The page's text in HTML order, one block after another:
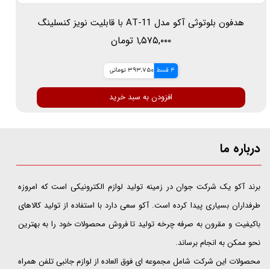
هدفون بلوتوثی آکو مدل AT-11 با قابلیت نویز کنسلینگ
۱,۵۷۵,۰۰۰ تومان
4 قسط 393,750 تومانی
افزودن به سبد خرید
درباره ما
​​​​​​​برند آکو یک شرکت جوان در زمینه تولید لوازم الکترونیکی است که امروزه
طرفداران بسیاری پیدا کرده است. آکو سعی دارد با استفاده از تولید کالاهای
باکیفیت و مقرون به صرفه چرخه تولید تا فروش محصولات خود را به بهترین
نحو ممکن به انجام برساند.
محصولات این شرکت شامل مجموعه ای فوق العاده از لوازم جانبی تلفن همراه